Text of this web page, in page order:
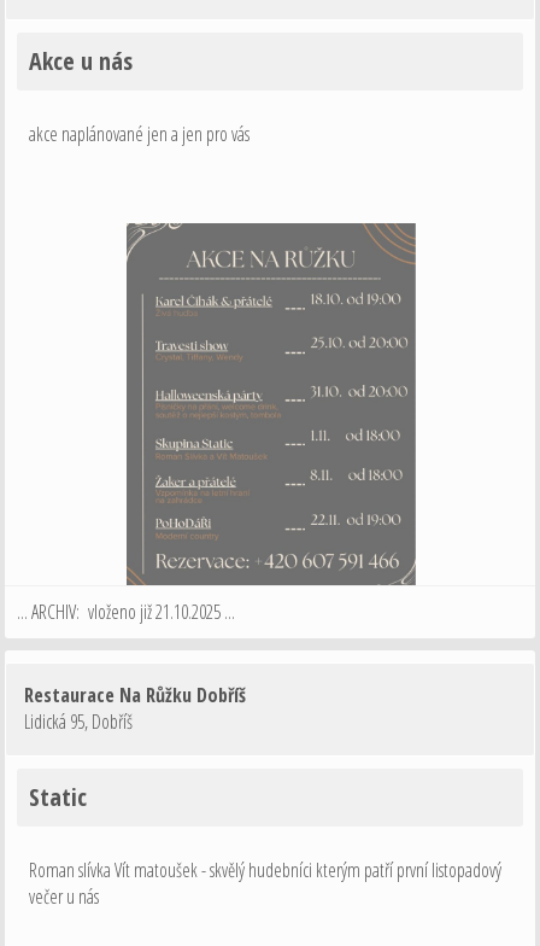
Akce u nás
akce naplánované jen a jen pro vás
... ARCHIV: vloženo již 21.10.2025 ...
Restaurace Na Růžku Dobříš
Lidická 95,Dobříš
Static
Roman slívka Vít matoušek - skvělý hudebníci kterým patří první listopadový
večer u nás